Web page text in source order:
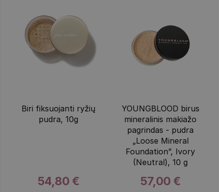
Biri fiksuojanti ryžių
pudra, 10g
54,80 €
YOUNGBLOOD birus
mineralinis makiažo
pagrindas - pudra
„Loose Mineral
Foundation”, Ivory
(Neutral), 10 g
57,00 €